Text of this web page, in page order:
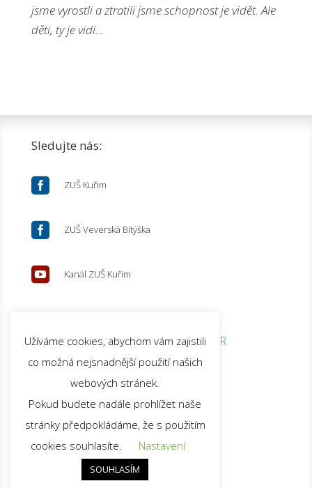
jsme vyrostli a ztratili jsme schopnost je vidět. Ale
děti, ty je vidí…
Sledujte nás:
 ZUŠ Kuřim
 ZUŠ Veverská Bítýška
 Kanál ZUŠ Kuřim
© 2026 ZUŠ Kuřim |GDPR
Nahoru
Užíváme cookies, abychom vám zajistili
co možná nejsnadnější použití našich
webových stránek.
Pokud budete nadále prohlížet naše
stránky předpokládáme, že s použitím
cookies souhlasíte.
Nastavení
SOUHLASÍM